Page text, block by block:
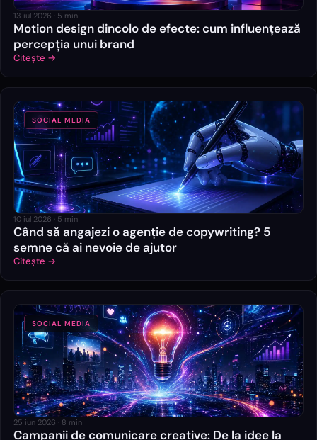
13 iul 2026 · 5 min
Motion design dincolo de efecte: cum influențează
percepția unui brand
Citește →
SOCIAL MEDIA
10 iul 2026 · 5 min
Când să angajezi o agenție de copywriting? 5
semne că ai nevoie de ajutor
Citește →
SOCIAL MEDIA
25 iun 2026 · 8 min
Campanii de comunicare creative: De la idee la